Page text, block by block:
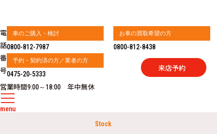
電
話
番
号
車のご購入・検討
0800-812-7987
お車の買取希望の方
0800-812-8438
予約・契約済の方／業者の方
0475-20-5333
営業時間9:00～18:00 年中無休
来店予約
menu
Stock